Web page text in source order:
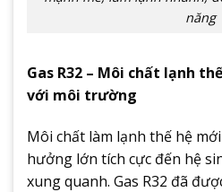
năng
Gas R32 – Môi chất lạnh
với môi trường
Môi chất làm lạnh thế hệ mới
hưởng lớn tích cực đến hệ
xung quanh. Gas R32 đã